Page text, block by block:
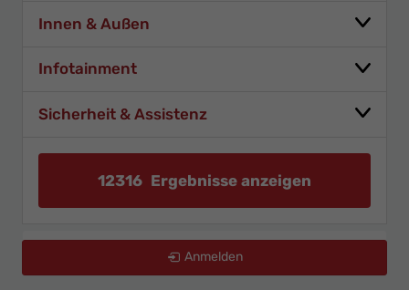
Innen & Außen
Infotainment
Sicherheit & Assistenz
12316 Ergebnisse anzeigen
Anmelden